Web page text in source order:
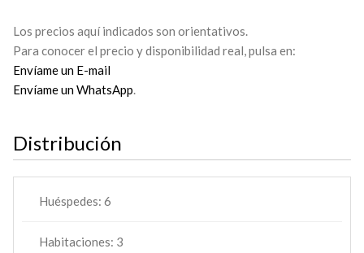
Los precios aquí indicados son orientativos.
Para conocer el precio y disponibilidad real, pulsa en:
Envíame un E-mail
Envíame un WhatsApp
Distribución
Huéspedes: 6
Habitaciones: 3